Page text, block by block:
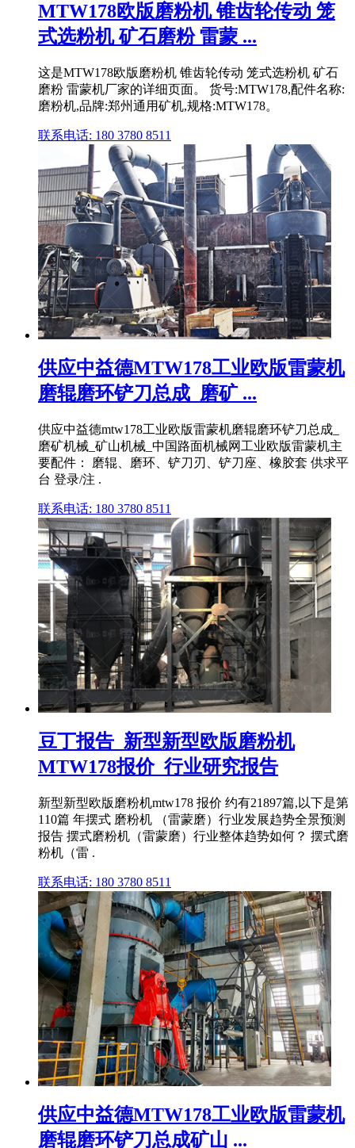
MTW178欧版磨粉机 锥齿轮传动 笼
式选粉机 矿石磨粉 雷蒙 ...
这是MTW178欧版磨粉机 锥齿轮传动 笼式选粉机 矿石
磨粉 雷蒙机厂家的详细页面。 货号:MTW178,配件名称:
磨粉机,品牌:郑州通用矿机,规格:MTW178。
联系电话: 180 3780 8511
供应中益德MTW178工业欧版雷蒙机
磨辊磨环铲刀总成_磨矿 ...
供应中益德mtw178工业欧版雷蒙机磨辊磨环铲刀总成_
磨矿机械_矿山机械_中国路面机械网工业欧版雷蒙机主
要配件： 磨辊、磨环、铲刀刃、铲刀座、橡胶套 供求平
台 登录/注 .
联系电话: 180 3780 8511
豆丁报告_新型新型欧版磨粉机
MTW178报价_行业研究报告
新型新型欧版磨粉机mtw178 报价 约有21897篇,以下是第
110篇 年摆式 磨粉机 （雷蒙磨）行业发展趋势全景预测
报告 摆式磨粉机（雷蒙磨）行业整体趋势如何？ 摆式磨
粉机（雷 .
联系电话: 180 3780 8511
供应中益德MTW178工业欧版雷蒙机
磨辊磨环铲刀总成矿山 ...